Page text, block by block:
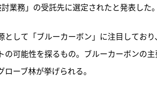
業務」の受託先に選定されたと発表した。
として「ブルーカーボン」に注目してお
の可能性を探るもの。ブルーカーボンの
ーブ林が挙げられる。